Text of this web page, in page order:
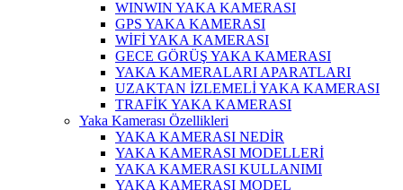
WINWIN YAKA KAMERASI
GPS YAKA KAMERASI
WİFİ YAKA KAMERASI
GECE GÖRÜŞ YAKA KAMERASI
YAKA KAMERALARI APARATLARI
UZAKTAN İZLEMELİ YAKA KAMERASI
TRAFİK YAKA KAMERASI
Yaka Kamerası Özellikleri
YAKA KAMERASI NEDİR
YAKA KAMERASI MODELLERİ
YAKA KAMERASI KULLANIMI
YAKA KAMERASI MODEL